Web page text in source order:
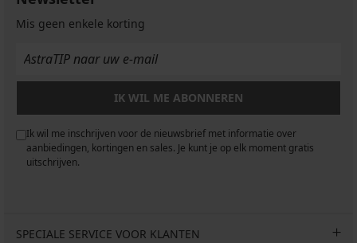
Mis geen enkele korting
IK WIL ME ABONNEREN
Ik wil me inschrijven voor de nieuwsbrief met informatie over
aanbiedingen, kortingen en sales. Je kunt je op elk moment gratis
uitschrijven.
SPECIALE SERVICE VOOR KLANTEN